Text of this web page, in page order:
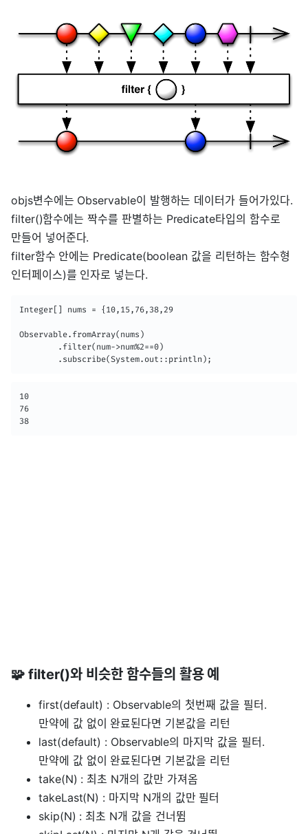
objs변수에는 Observable이 발행하는 데이터가 들어가있다.
filter()함수에는 짝수를 판별하는 Predicate타입의 함수로
만들어 넣어준다.
filter함수 안에는 Predicate(boolean 값을 리턴하는 함수형
인터페이스)를 인자로 넣는다.
Integer[] nums = {10,15,76,38,29
Observable.fromArray(nums)
        .filter(num->num%2==0)
        .subscribe(System.out::println);
10
76
38
🧩 filter()와 비슷한 함수들의 활용 예
first(default) : Observable의 첫번째 값을 필터.
만약에 값 없이 완료된다면 기본값을 리턴
last(default) : Observable의 마지막 값을 필터.
만약에 값 없이 완료된다면 기본값을 리턴
take(N) : 최초 N개의 값만 가져옴
takeLast(N) : 마지막 N개의 값만 필터
skip(N) : 최초 N개 값을 건너뜀